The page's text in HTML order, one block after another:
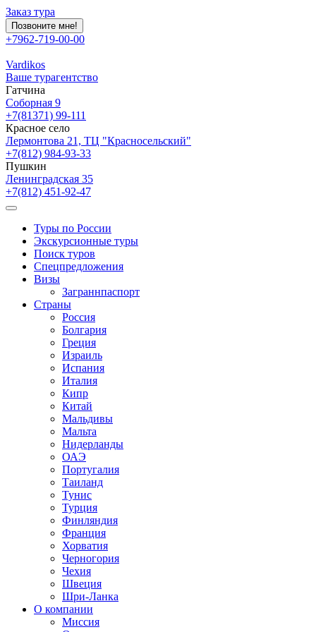
Заказ тура
Позвоните мне!
+7962-719-00-00
Vardikos
Ваше турагентство
Гатчина
Соборная 9
+7(81371) 99-111
Красное село
Лермонтова 21, ТЦ "Красносельский"
+7(812) 984-93-33
Пушкин
Ленинградская 35
+7(812) 451-92-47
Туры по России
Экскурсионные туры
Поиск туров
Спецпредложения
Визы
Заграннпаспорт
Страны
Россия
Болгария
Греция
Израиль
Испания
Италия
Кипр
Китай
Мальдивы
Мальта
Нидерланды
ОАЭ
Португалия
Таиланд
Тунис
Турция
Финляндия
Франция
Хорватия
Черногория
Чехия
Швеция
Шри-Ланка
О компании
Миссия